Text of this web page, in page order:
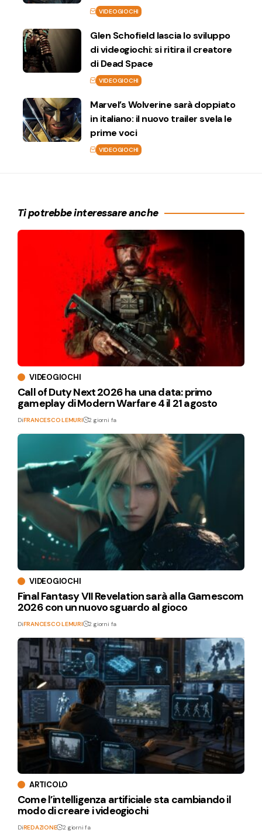
VIDEOGIOCHI
Glen Schofield lascia lo sviluppo
di videogiochi: si ritira il creatore
di Dead Space
VIDEOGIOCHI
Marvel’s Wolverine sarà doppiato
in italiano: il nuovo trailer svela le
prime voci
VIDEOGIOCHI
Ti potrebbe interessare anche
VIDEOGIOCHI
Call of Duty Next 2026 ha una data: primo
gameplay di Modern Warfare 4 il 21 agosto
DiFRANCESCO LEMURI 2 giorni fa
VIDEOGIOCHI
Final Fantasy VII Revelation sarà alla Gamescom
2026 con un nuovo sguardo al gioco
DiFRANCESCO LEMURI 2 giorni fa
ARTICOLO
Come l’intelligenza artificiale sta cambiando il
modo di creare i videogiochi
DiREDAZIONE 2 giorni fa